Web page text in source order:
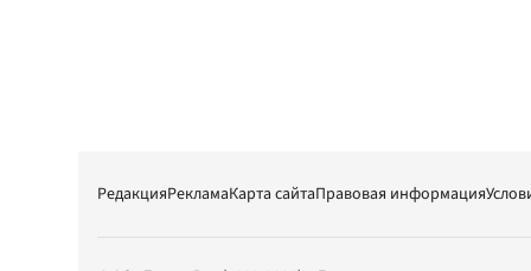
РедакцияРекламаКарта сайтаПравовая информация